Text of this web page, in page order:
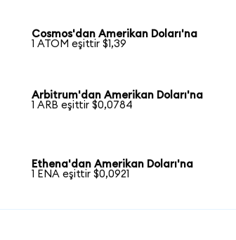
Cosmos'dan Amerikan Doları'na
1 ATOM eşittir $1,39
Arbitrum'dan Amerikan Doları'na
1 ARB eşittir $0,0784
Ethena'dan Amerikan Doları'na
1 ENA eşittir $0,0921